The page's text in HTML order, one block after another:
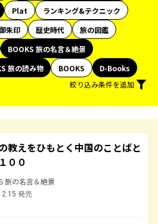
Plat
ランキング&テクニック
朱印 歴史時代
旅の図鑑
BOOKS 旅の名言＆絶景
旅の読み物 BOOKS
D-Books
絞り込み条件を追加
教えをひもとく中国のことばと
００
旅の名言＆絶景
発売